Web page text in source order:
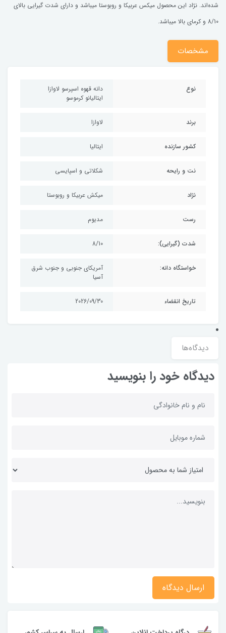
شده‌اند. نژاد این محصول میکس عربیکا و روبوستا میباشد و دارای شدت گیرایی بالای
8/10 و کرمای بالا میباشد.
مشخصات
نوع
دانه قهوه اسپرسو لاوازا
ایتالیانو کرموسو
برند لاوازا
کشور سازنده ایتالیا
نت و رایحه شکلاتی و اسپایسی
نژاد میکش عربیکا و روبوستا
رست مدیوم
شدت (گیرایی): 8/10
خواستگاه دانه:
آمریکای جنوبی و جنوب شرق
آسیا
تاریخ انقضاء 2026/09/30
دیدگاه‌ها
دیدگاه خود را بنویسید
ارسال دیدگاه